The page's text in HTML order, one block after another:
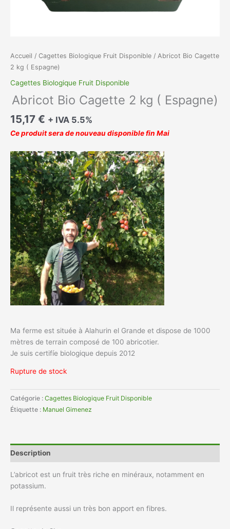
Accueil / Cagettes Biologique Fruit Disponible / Abricot Bio Cagette
2 kg ( Espagne)
Cagettes Biologique Fruit Disponible
Abricot Bio Cagette 2 kg ( Espagne)
15,17 € + IVA 5.5%
Ce produit sera de nouveau disponible fin Mai
Ma ferme est située à Alahurin el Grande et dispose de 1000
mètres de terrain composé de 100 abricotier.
Je suis certifíe biologique depuis 2012
Rupture de stock
Catégorie : Cagettes Biologique Fruit Disponible
Étiquette : Manuel Gimenez
Description
L’abricot est un fruit très riche en minéraux, notamment en
potassium.
Il représente aussi un très bon apport en fibres.